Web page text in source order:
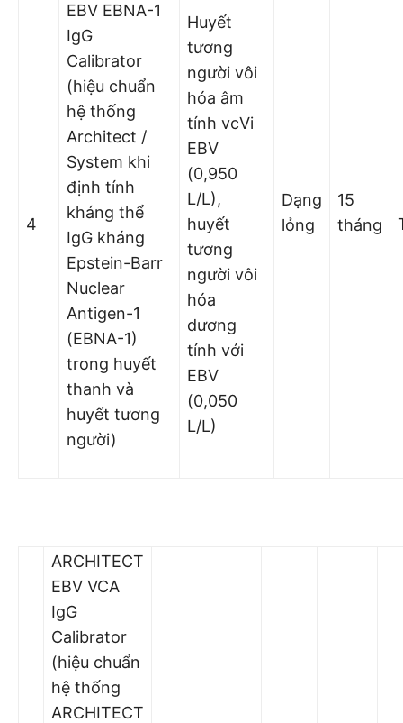
4
EBV EBNA-1
IgG
Calibrator
(hiệu chuẩn
hệ thống
Architect /
System khi
định tính
kháng thể
IgG kháng
Epstein-Barr
Nuclear
Antigen-1
(EBNA-1)
trong huyết
thanh và
huyết tương
người)
Huyết
tương
người vôi
hóa âm
tính vcVi
EBV
(0,950
L/L),
huyết
tương
người vôi
hóa
dương
tính với
EBV
(0,050
L/L)
Dạng
lỏng
15
tháng
ARCHITECT
EBV VCA
IgG
Calibrator
(hiệu chuẩn
hệ thống
ARCHITECT